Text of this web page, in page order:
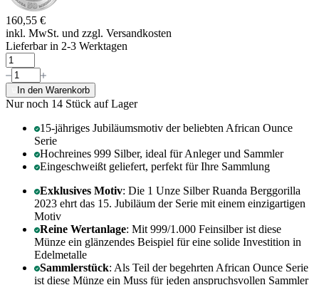
160,55 €
inkl. MwSt. und zzgl. Versandkosten
Lieferbar in 2-3 Werktagen
In den Warenkorb
Nur noch 14 Stück auf Lager
15-jähriges Jubiläumsmotiv der beliebten African Ounce
Serie
Hochreines 999 Silber, ideal für Anleger und Sammler
Eingeschweißt geliefert, perfekt für Ihre Sammlung
Exklusives Motiv: Die 1 Unze Silber Ruanda Berggorilla
2023 ehrt das 15. Jubiläum der Serie mit einem einzigartigen
Motiv
Reine Wertanlage: Mit 999/1.000 Feinsilber ist diese
Münze ein glänzendes Beispiel für eine solide Investition in
Edelmetalle
Sammlerstück: Als Teil der begehrten African Ounce Serie
ist diese Münze ein Muss für jeden anspruchsvollen Sammler